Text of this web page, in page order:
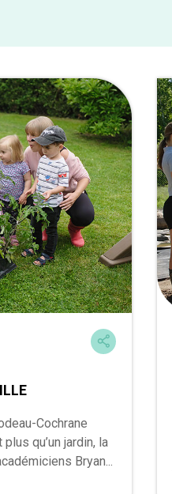
Cochrane
qu’un jardin, la
Bryan...